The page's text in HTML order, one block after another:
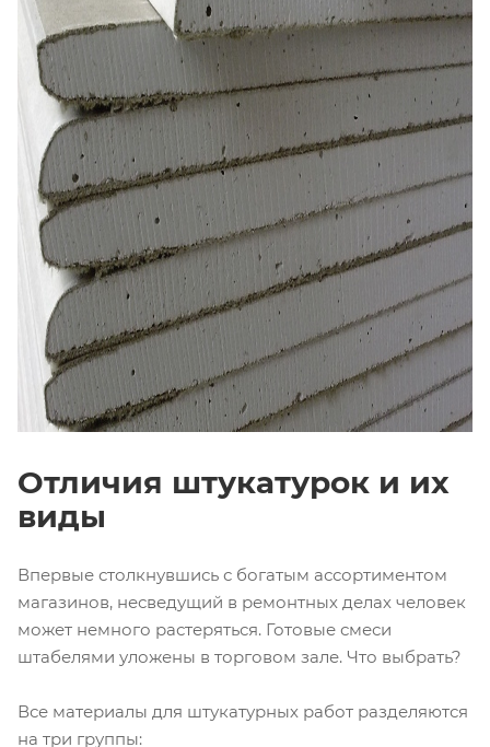
Отличия штукатурок и их
виды
Впервые столкнувшись с богатым ассортиментом
магазинов, несведущий в ремонтных делах человек
может немного растеряться. Готовые смеси
штабелями уложены в торговом зале. Что выбрать?
Все материалы для штукатурных работ разделяются
на три группы: